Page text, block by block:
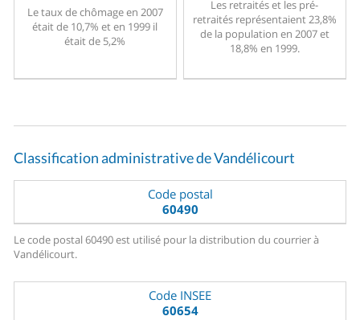
Le taux de chômage en 2007
était de 10,7% et en 1999 il
était de 5,2%
Les retraités et les pré-
retraités représentaient 23,8%
de la population en 2007 et
18,8% en 1999.
Classification administrative de Vandélicourt
Code postal
60490
Le code postal 60490 est utilisé pour la distribution du courrier à
Vandélicourt.
Code INSEE
60654